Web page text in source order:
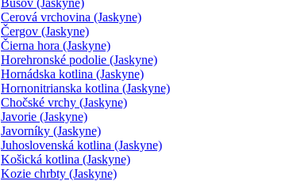
Cerová vrchovina (Jaskyne)
Čergov (Jaskyne)
Čierna hora (Jaskyne)
Horehronské podolie (Jaskyne)
Hornádska kotlina (Jaskyne)
Hornonitrianska kotlina (Jaskyne)
Chočské vrchy (Jaskyne)
Javorie (Jaskyne)
Javorníky (Jaskyne)
Juhoslovenská kotlina (Jaskyne)
Košická kotlina (Jaskyne)
Kozie chrbty (Jaskyne)